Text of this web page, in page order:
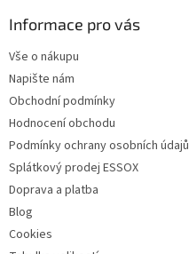
Informace pro vás
Vše o nákupu
Napište nám
Obchodní podmínky
Hodnocení obchodu
Podmínky ochrany osobních údajů
Splátkový prodej ESSOX
Doprava a platba
Blog
Cookies